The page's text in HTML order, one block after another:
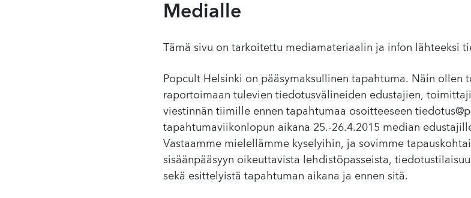
Medialle
Tämä sivu on tarkoitettu mediamateriaalin ja infon lähteeksi
Popcult Helsinki on pääsymaksullinen tapahtuma. Näin ollen
raportoimaan tulevien tiedotusvälineiden edustajien,
viestinnän tiimille ennen tapahtumaa osoitteeseen
tapahtumaviikonlopun aikana 25.-26.4.2015 median
Vastaamme mielellämme kyselyihin, ja sovimme
sisäänpääsyyn oikeuttavista lehdistöpasseista,
sekä esittelyistä tapahtuman aikana ja ennen sitä.